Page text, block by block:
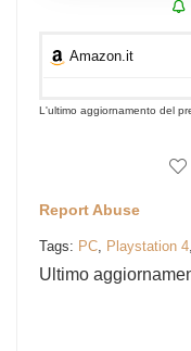
Amazon.it
L'ultimo aggiornamento del
Report Abuse
Tags: PC, Playstation 4,
Ultimo